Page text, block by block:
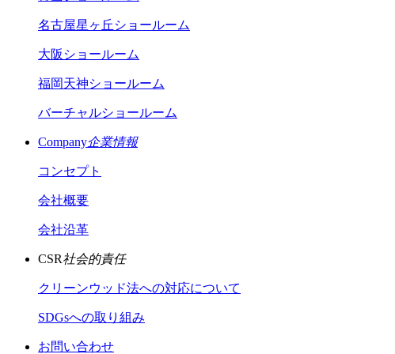
名古屋星ヶ丘ショールーム
大阪ショールーム
福岡天神ショールーム
バーチャルショールーム
Company企業情報
コンセプト
会社概要
会社沿革
CSR社会的責任
クリーンウッド法への対応について
SDGsへの取り組み
お問い合わせ